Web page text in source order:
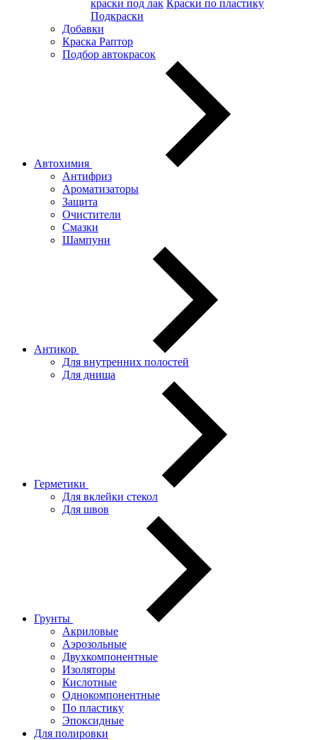
краски под лак Краски по пластику
Подкраски
Добавки
Краска Раптор
Подбор автокрасок
Автохимия
Антифриз
Ароматизаторы
Защита
Очистители
Смазки
Шампуни
Антикор
Для внутренних полостей
Для днища
Герметики
Для вклейки стекол
Для швов
Грунты
Акриловые
Аэрозольные
Двухкомпонентные
Изоляторы
Кислотные
Однокомпонентные
По пластику
Эпоксидные
Для полировки